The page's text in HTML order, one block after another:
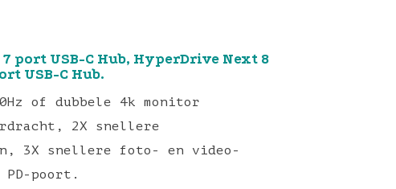
port USB-C Hub, HyperDrive Next 8
USB-C Hub.
of dubbele 4k monitor
2X snellere
3X snellere foto- en video-
PD-poort.